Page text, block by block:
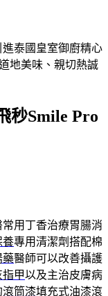
泰國皇室御廚精心
地美味、親切熱誠
秒Smile Pro
常用丁香治療胃腸消
養專用清潔劑搭配棉
藥醫師可以改善攝護
指甲以及主治皮膚病
滾筒漆填充式油漆滾